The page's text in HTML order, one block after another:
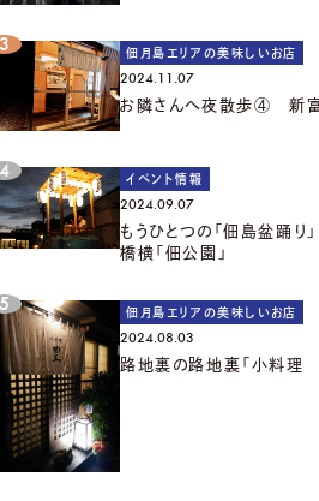
佃月島エリアの美味しいお店
2024.11.07
お隣さんへ夜散歩④ 新富
イベント情報
2024.09.07
もうひとつの「佃島盆踊
橋横「佃公園」
佃月島エリアの美味しいお店
2024.08.03
路地裏の路地裏「小料理